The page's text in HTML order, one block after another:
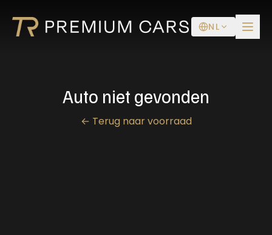
NL
Auto niet gevonden
← Terug naar voorraad